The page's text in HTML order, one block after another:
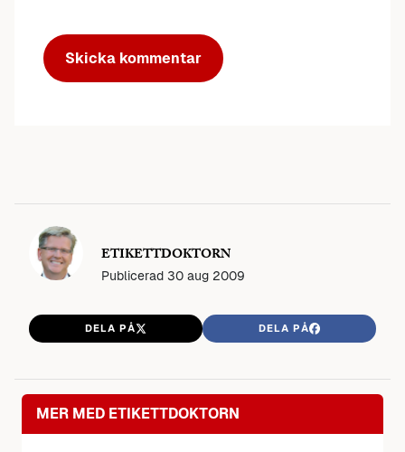
ETIKETTDOKTORN
Publicerad 30 aug 2009
DELA PÅ DELA PÅ
MER MED ETIKETTDOKTORN